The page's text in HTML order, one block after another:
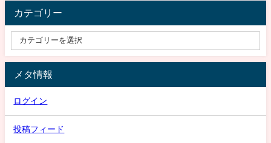
カテゴリー
メタ情報
ログイン
投稿フィード